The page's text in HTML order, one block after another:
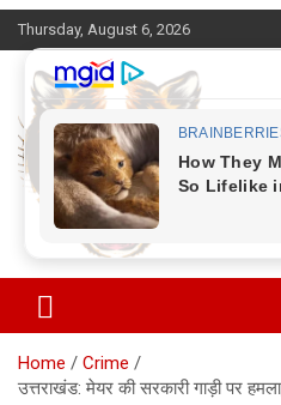
Skip
to
content
Thursday, August 6, 2026
Corbett Halchal
Home
Crime
उत्तराखंड: मेयर की सरकारी गाड़ी पर